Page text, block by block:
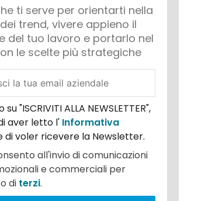
ti serve per orientarti nella
trend, vivere appieno il
del tuo lavoro e portarlo nel
le scelte più strategiche
"ISCRIVITI ALLA NEWSLETTER",
aver letto l' Informativa
di voler ricevere la Newsletter.
all'invio di comunicazioni
e commerciali per
di terzi.